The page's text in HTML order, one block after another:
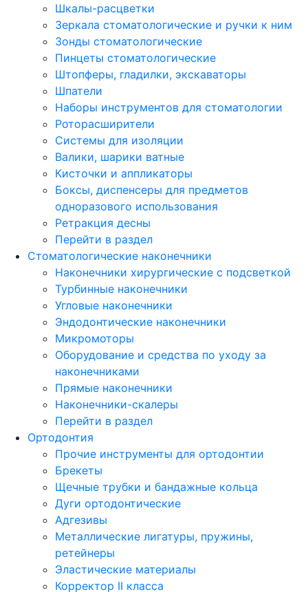
Шкалы-расцветки
Зеркала стоматологические и ручки к ним
Зонды стоматологические
Пинцеты стоматологические
Штопферы, гладилки, экскаваторы
Шпатели
Наборы инструментов для стоматологии
Роторасширители
Системы для изоляции
Валики, шарики ватные
Кисточки и аппликаторы
Боксы, диспенсеры для предметов
одноразового использования
Ретракция десны
Перейти в раздел
Стоматологические наконечники
Наконечники хирургические с подсветкой
Турбинные наконечники
Угловые наконечники
Эндодонтические наконечники
Микромоторы
Оборудование и средства по уходу за
наконечниками
Прямые наконечники
Наконечники-скалеры
Перейти в раздел
Ортодонтия
Прочие инструменты для ортодонтии
Брекеты
Щечные трубки и бандажные кольца
Дуги ортодонтические
Адгезивы
Металлические лигатуры, пружины,
ретейнеры
Эластические материалы
Корректор II класса